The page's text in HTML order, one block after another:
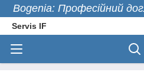
Bogenia: Професійний
Servis IF